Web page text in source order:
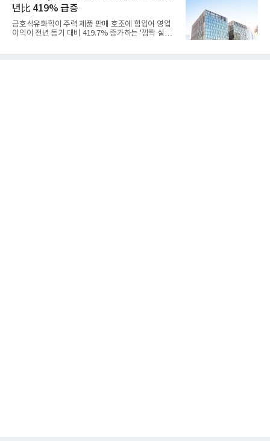
겪었던 시행착오를 되풀이하지 않고 핵심 역량에 집
중하겠다는 취지로 풀이된다.7일 업계에 따르면 카카
오는 올해 2분기 연결 기준 매출 2조985억원, 영업이
익 2770억원을 기록했다. 전년 동기 대비 매출과 영업
년比 419% 급증
금호석유화학이 주력 제품 판매 호조에 힘입어 영업
이익이 전년 동기 대비 419.7% 증가하는 '깜짝 실